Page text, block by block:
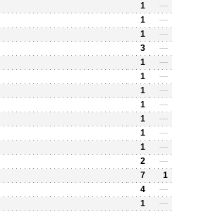
1 —
1 —
1 —
3 —
1 —
1 —
1 —
1 —
1 —
1 —
1 —
2 —
7 1
4 —
1 —